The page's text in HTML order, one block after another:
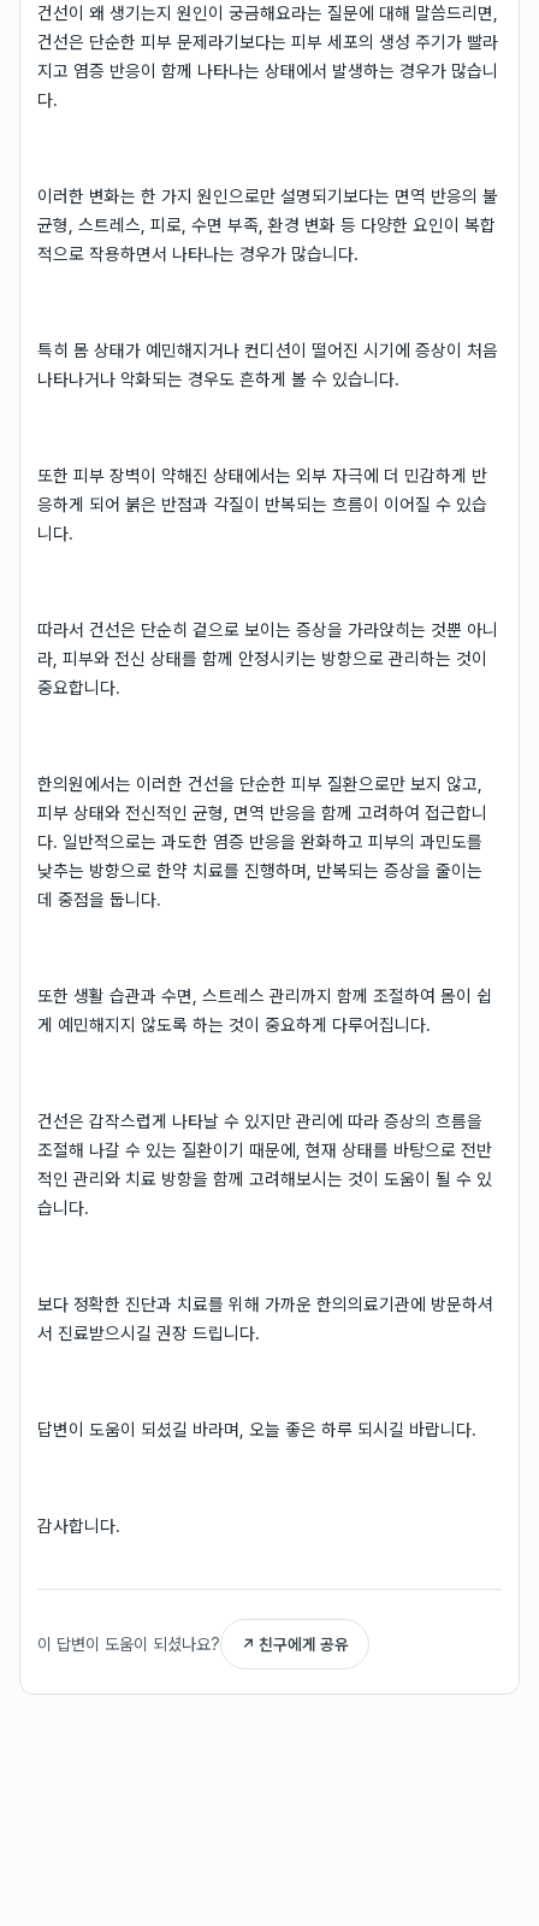
건선이 왜 생기는지 원인이 궁금해요라는 질문에 대해 말씀드리면,
건선은 단순한 피부 문제라기보다는 피부 세포의 생성 주기가 빨라
지고 염증 반응이 함께 나타나는 상태에서 발생하는 경우가 많습니
다.
이러한 변화는 한 가지 원인으로만 설명되기보다는 면역 반응의 불
균형, 스트레스, 피로, 수면 부족, 환경 변화 등 다양한 요인이 복합
적으로 작용하면서 나타나는 경우가 많습니다.
특히 몸 상태가 예민해지거나 컨디션이 떨어진 시기에 증상이 처음
나타나거나 악화되는 경우도 흔하게 볼 수 있습니다.
또한 피부 장벽이 약해진 상태에서는 외부 자극에 더 민감하게 반
응하게 되어 붉은 반점과 각질이 반복되는 흐름이 이어질 수 있습
니다.
따라서 건선은 단순히 겉으로 보이는 증상을 가라앉히는 것뿐 아니
라, 피부와 전신 상태를 함께 안정시키는 방향으로 관리하는 것이
중요합니다.
한의원에서는 이러한 건선을 단순한 피부 질환으로만 보지 않고,
피부 상태와 전신적인 균형, 면역 반응을 함께 고려하여 접근합니
다. 일반적으로는 과도한 염증 반응을 완화하고 피부의 과민도를
낮추는 방향으로 한약 치료를 진행하며, 반복되는 증상을 줄이는
데 중점을 둡니다.
또한 생활 습관과 수면, 스트레스 관리까지 함께 조절하여 몸이 쉽
게 예민해지지 않도록 하는 것이 중요하게 다루어집니다.
건선은 갑작스럽게 나타날 수 있지만 관리에 따라 증상의 흐름을
조절해 나갈 수 있는 질환이기 때문에, 현재 상태를 바탕으로 전반
적인 관리와 치료 방향을 함께 고려해보시는 것이 도움이 될 수 있
습니다.
보다 정확한 진단과 치료를 위해 가까운 한의의료기관에 방문하셔
서 진료받으시길 권장 드립니다.
답변이 도움이 되셨길 바라며, 오늘 좋은 하루 되시길 바랍니다.
감사합니다.
이 답변이 도움이 되셨나요? ↗ 친구에게 공유